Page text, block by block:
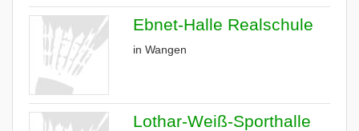
Ebnet-Halle Realschule
in Wangen
Lothar-Weiß-Sporthalle